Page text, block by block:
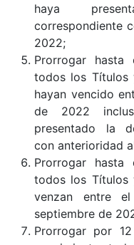
haya
correspondiente
2022;
Prorrogar
todos los Títulos
hayan vencido
de 2022
presentado la
con anterioridad
Prorrogar
todos los Títulos
venzan entre
septiembre de
Prorrogar por